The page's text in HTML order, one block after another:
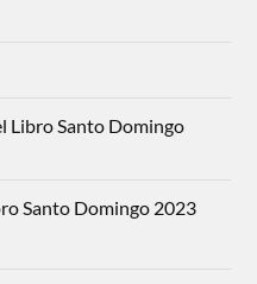
Libro Santo Domingo
Santo Domingo 2023